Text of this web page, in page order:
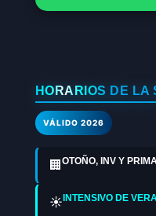
HORARIOS DE LA
VÁLIDO 2026
🏢OTOÑO, INV Y
☀️ INTENSIVO DE